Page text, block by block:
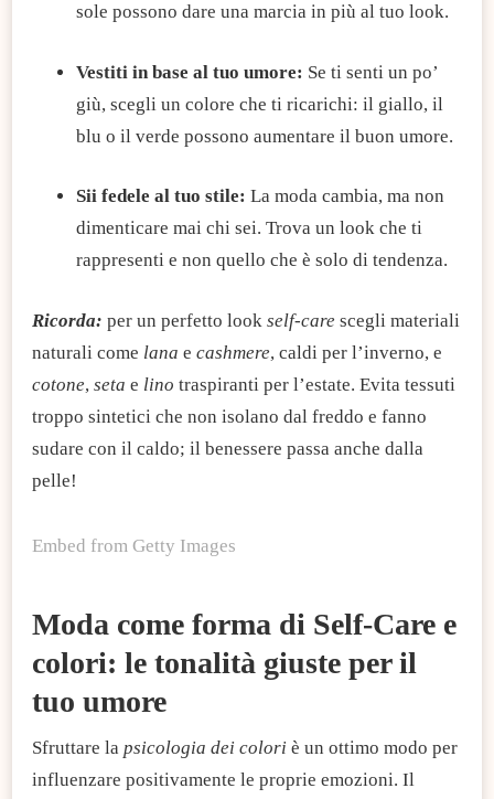
sole possono dare una marcia in più al tuo look.
Vestiti in base al tuo umore: Se ti senti un po’
giù, scegli un colore che ti ricarichi: il giallo, il
blu o il verde possono aumentare il buon umore.
Sii fedele al tuo stile: La moda cambia, ma non
dimenticare mai chi sei. Trova un look che ti
rappresenti e non quello che è solo di tendenza.
Ricorda: per un perfetto look self-care scegli materiali
naturali come lana e cashmere, caldi per l’inverno, e
cotone, seta e lino traspiranti per l’estate. Evita tessuti
troppo sintetici che non isolano dal freddo e fanno
sudare con il caldo; il benessere passa anche dalla
pelle!
Embed from Getty Images
Moda come forma di Self-Care e
colori: le tonalità giuste per il
tuo umore
Sfruttare la psicologia dei colori è un ottimo modo per
influenzare positivamente le proprie emozioni. Il